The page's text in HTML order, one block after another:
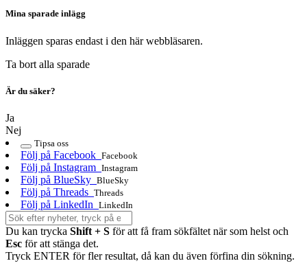
Mina sparade inlägg
Inläggen sparas endast i den här webbläsaren.
Ta bort alla sparade
Är du säker?
Ja
Nej
Tipsa oss
Följ på Facebook Facebook
Följ på Instagram Instagram
Följ på BlueSky BlueSky
Följ på Threads Threads
Följ på LinkedIn LinkedIn
Du kan trycka Shift + S för att få fram sökfältet när som helst och
Esc för att stänga det.
Tryck ENTER för fler resultat, då kan du även förfina din sökning.